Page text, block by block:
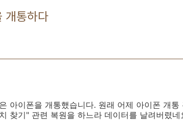
개통하다
아이폰을 개통했습니다. 원래 어제 아이폰 개
찾기" 관련 복원을 하느라 데이터를 날려버렸네